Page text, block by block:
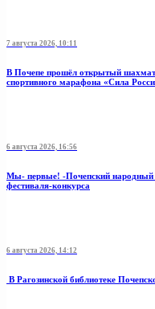
7 августа 2026, 10:11
В Почепе прошёл открытый
спортивного марафона «Сила
6 августа 2026, 16:56
Мы- первые! -Почепский народный
фестиваля-конкурса
6 августа 2026, 14:12
В Рагозинской библиотеке